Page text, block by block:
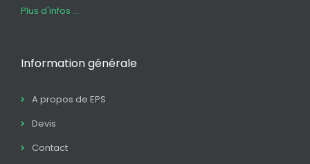
Plus d'infos ...
Information générale
A propos de EPS
Devis
Contact